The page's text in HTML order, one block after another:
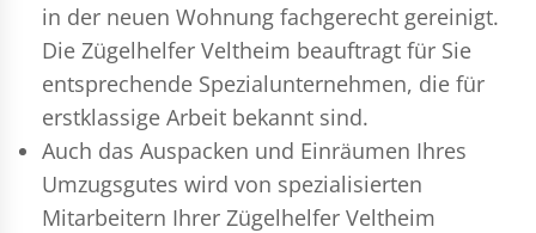
in der neuen Wohnung fachgerecht gereinigt.
Die Zügelhelfer Veltheim beauftragt für Sie
entsprechende Spezialunternehmen, die für
erstklassige Arbeit bekannt sind.
Auch das Auspacken und Einräumen Ihres
Umzugsgutes wird von spezialisierten
Mitarbeitern Ihrer Zügelhelfer Veltheim